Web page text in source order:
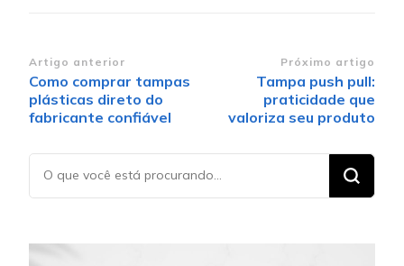
Navegação de post
Artigo anterior
Como comprar tampas
plásticas direto do
fabricante confiável
Próximo artigo
Tampa push pull:
praticidade que
valoriza seu produto
Procurando
algo?